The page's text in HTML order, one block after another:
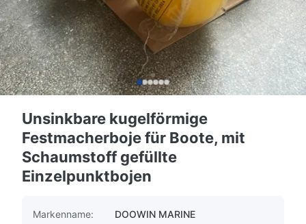
Unsinkbare kugelförmige
Festmacherboje für Boote, mit
Schaumstoff gefüllte
Einzelpunktbojen
Markenname:
DOOWIN MARINE